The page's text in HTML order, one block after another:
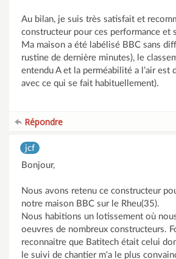
Au bilan, je suis très satisfait et
constructeur pour ces performance et
Ma maison a été labélisé BBC sans
rustine de dernière minutes), le
entendu A et la perméabilité a l’air est
avec ce qui se fait habituellement).
Répondre
jcf
Bonjour,
Nous avons retenu ce constructeur
notre maison BBC sur le Rheu(35).
Nous habitions un lotissement où
oeuvres de nombreux constructeurs.
reconnaitre que Batitech était celui
le suivi de chantier m'a le plus